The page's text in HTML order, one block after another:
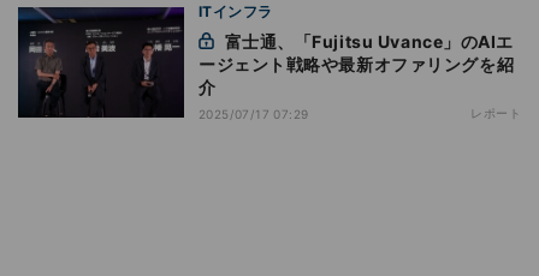
ITインフラ
ージェント戦略や最新オファリングを紹
介
2025/07/17 07:29 レポート